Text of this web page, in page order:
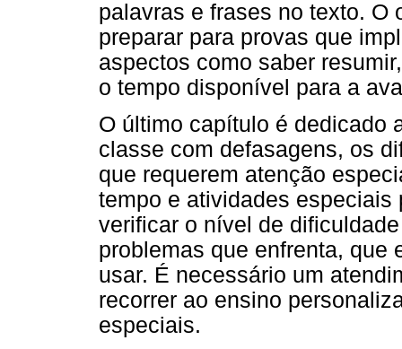
palavras e frases no texto. O
preparar para provas que
aspectos como saber
o tempo disponível para a
O último capítulo é dedicado
classe com defasagens, os
que requerem atenção
tempo e atividades
verificar o nível de
problemas que enfrenta, que
usar. É necessário um
recorrer ao ensino
especiais.